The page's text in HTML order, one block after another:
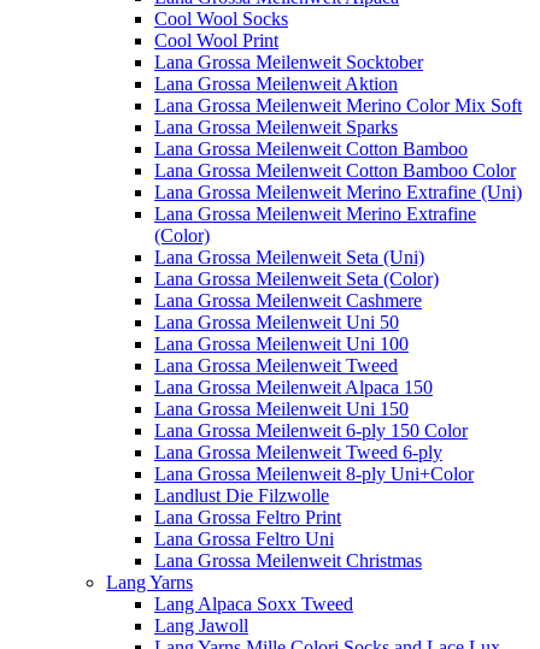
Cool Wool Socks
Cool Wool Print
Lana Grossa Meilenweit Socktober
Lana Grossa Meilenweit Aktion
Lana Grossa Meilenweit Merino Color Mix Soft
Lana Grossa Meilenweit Sparks
Lana Grossa Meilenweit Cotton Bamboo
Lana Grossa Meilenweit Cotton Bamboo Color
Lana Grossa Meilenweit Merino Extrafine (Uni)
Lana Grossa Meilenweit Merino Extrafine
(Color)
Lana Grossa Meilenweit Seta (Uni)
Lana Grossa Meilenweit Seta (Color)
Lana Grossa Meilenweit Cashmere
Lana Grossa Meilenweit Uni 50
Lana Grossa Meilenweit Uni 100
Lana Grossa Meilenweit Tweed
Lana Grossa Meilenweit Alpaca 150
Lana Grossa Meilenweit Uni 150
Lana Grossa Meilenweit 6-ply 150 Color
Lana Grossa Meilenweit Tweed 6-ply
Lana Grossa Meilenweit 8-ply Uni+Color
Landlust Die Filzwolle
Lana Grossa Feltro Print
Lana Grossa Feltro Uni
Lana Grossa Meilenweit Christmas
Lang Yarns
Lang Alpaca Soxx Tweed
Lang Jawoll